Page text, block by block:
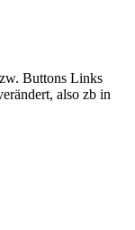
Buttons Links
also zb in